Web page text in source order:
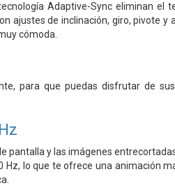
Adaptive-Sync eliminan el
ajustes de inclinación, giro, pivote y
cómoda.
para que puedas disfrutar de
pantalla y las imágenes
lo que te ofrece una animación